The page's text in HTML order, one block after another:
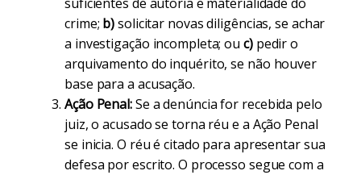
crime; b)solicitar novas diligências, se achar
a investigação incompleta; ou c)pedir o
arquivamento do inquérito, se não houver
base para a acusação.
Ação Penal:Se a denúncia for recebida pelo
juiz, o acusado se torna réu e a Ação Penal
se inicia. O réu é citado para apresentar sua
defesa por escrito. O processo segue com a